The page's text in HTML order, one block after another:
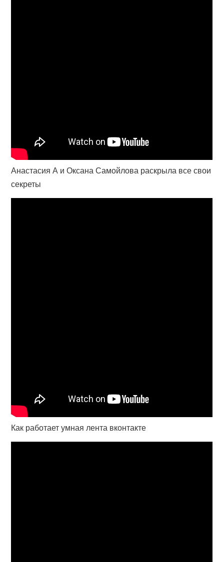
Анастасия А и Оксана Самойлова раскрыла все свои
секреты
Как работает умная лента вконтакте